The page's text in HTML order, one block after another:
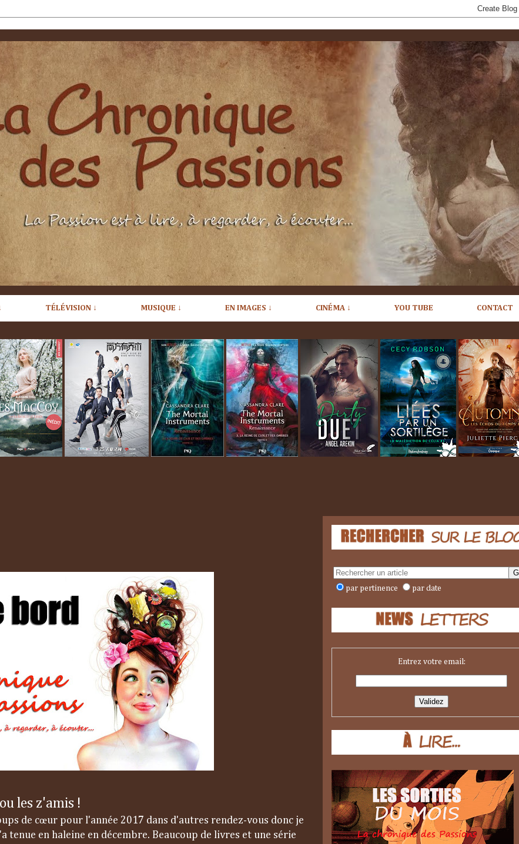
TÉLÉVISION ↓ MUSIQUE ↓ EN IMAGES ↓ CINÉMA ↓ YOU TUBE CONTACT
les z'amis !
de cœur pour l'année 2017 dans d'autres rendez-vous donc je
tenue en haleine en décembre. Beaucoup de livres et une série
par pertinence par date
Entrez votre email: